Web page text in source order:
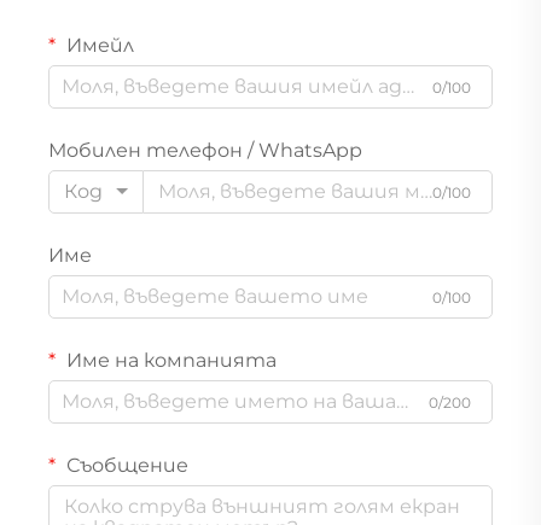
Имейл
0/100
Мобилен телефон / WhatsApp
Код
0/100
Име
0/100
Име на компанията
0/200
Съобщение